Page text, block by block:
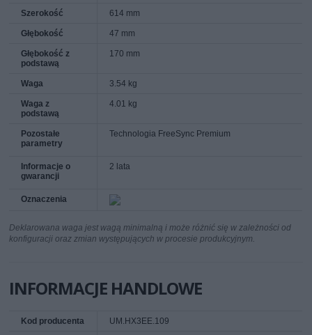
Szerokość 614 mm
Głębokość 47 mm
Głębokość z
podstawą
170 mm
Waga 3.54 kg
Waga z
podstawą
4.01 kg
Pozostałe
parametry
Technologia FreeSync Premium
Informacje o
gwarancji
2 lata
Oznaczenia
Deklarowana waga jest wagą minimalną i może różnić się w zależności od
konfiguracji oraz zmian występujących w procesie produkcyjnym.
INFORMACJE HANDLOWE
Kod producenta UM.HX3EE.109